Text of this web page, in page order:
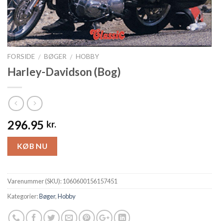
FORSIDE / BØGER / HOBBY
Harley-Davidson (Bog)
296.95 kr.
KØB NU
Varenummer (SKU):1060600156157451
Kategorier:Bøger,Hobby